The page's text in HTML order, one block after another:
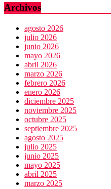
Archivos
agosto 2026
julio 2026
junio 2026
mayo 2026
abril 2026
marzo 2026
febrero 2026
enero 2026
diciembre 2025
noviembre 2025
octubre 2025
septiembre 2025
agosto 2025
julio 2025
junio 2025
mayo 2025
abril 2025
marzo 2025